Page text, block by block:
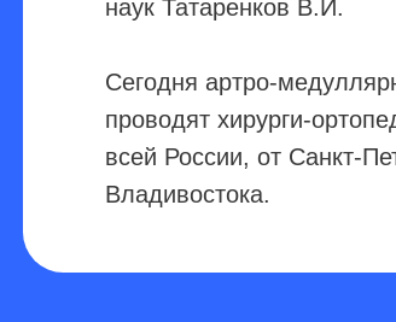
всей России, от Санкт-Петербурга до